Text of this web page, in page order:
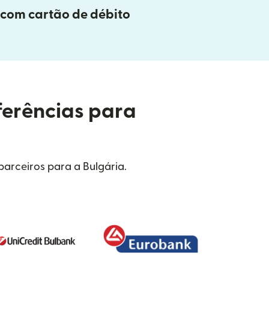
cartão de débito
para
para a Bulgária.